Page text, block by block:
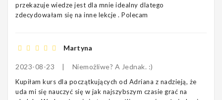
przekazuje wiedze jest dla mnie idealny dlatego
zdecydowałam się na inne lekcje . Polecam
Martyna
2023-08-23 | Niemożliwe? A Jednak. :)
Kupiłam kurs dla początkujących od Adriana z nadzieją, że
uda mi się nauczyć się w jak najszybszym czasie grać na